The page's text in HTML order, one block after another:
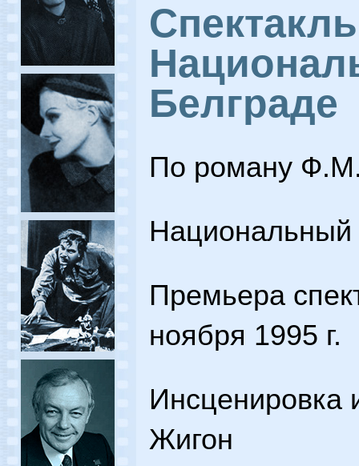
Белграде
По роману Ф.М.
Национальный
Премьера
ноября 1995 г.
Инсценировка
Жигон